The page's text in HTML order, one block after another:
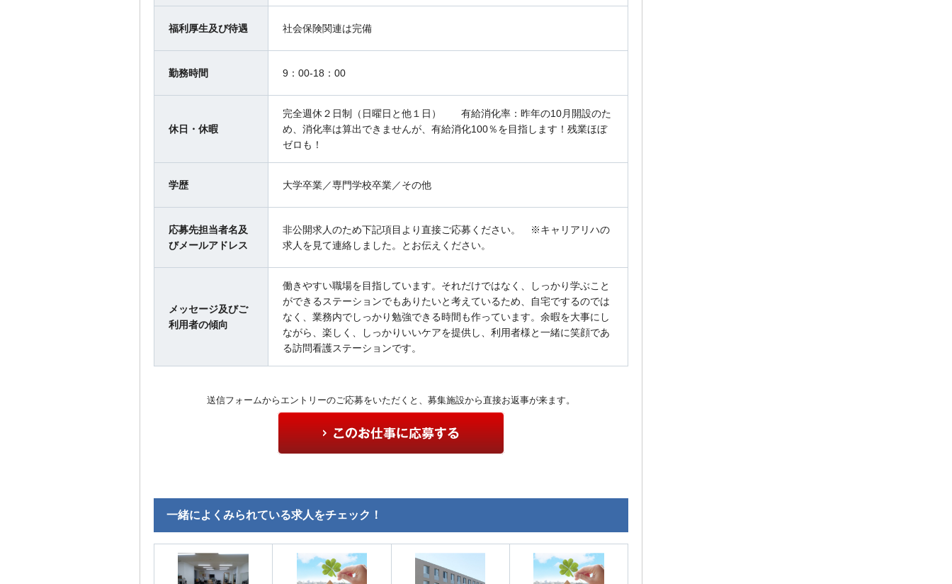
福利厚生及び待遇 社会保険関連は完備
勤務時間 9：00-18：00
休日・休暇
完全週休２日制（日曜日と他１日） 有給消化率：昨年の10月開設のた
め、消化率は算出できませんが、有給消化100％を目指します！残業ほぼ
ゼロも！
学歴 大学卒業／専門学校卒業／その他
応募先担当者名及
びメールアドレス
非公開求人のため下記項目より直接ご応募ください。 ※キャリアリハの
求人を見て連絡しました。とお伝えください。
メッセージ及びご
利用者の傾向
働きやすい職場を目指しています。それだけではなく、しっかり学ぶこと
ができるステーションでもありたいと考えているため、自宅でするのでは
なく、業務内でしっかり勉強できる時間も作っています。余暇を大事にし
ながら、楽しく、しっかりいいケアを提供し、利用者様と一緒に笑顔であ
る訪問看護ステーションです。
送信フォームからエントリーのご応募をいただくと、募集施設から直接お返事が来ます。
一緒によくみられている求人をチェック！